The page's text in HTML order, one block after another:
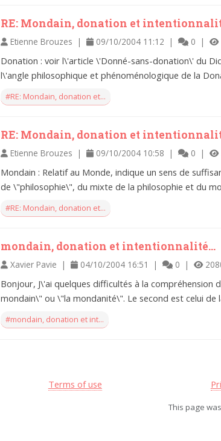
RE: Mondain, donation et
Etienne Brouzes | 09/10/2004 11:12 | 0 |
Donation : voir l\'article \'Donné-sans-donation\' du
l\'angle philosophique et phénoménologique de la
#RE: Mondain, donation et...
RE: Mondain, donation et
Etienne Brouzes | 09/10/2004 10:58 | 0 |
Mondain : Relatif au Monde, indique un sens de
de \"philosophie\", du mixte de la philosophie et du
#RE: Mondain, donation et...
mondain, donation et intentionnalité...
Xavier Pavie | 04/10/2004 16:51 | 0 |
Bonjour, J\'ai quelques difficultés à la
mondain\" ou \"la mondanité\". Le second est celui de
#mondain, donation et int...
Terms of use
This page